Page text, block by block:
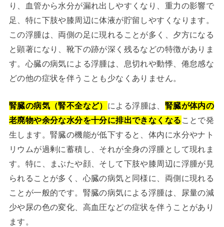
り、血管から水分が漏れ出しやすくなり、重力の影響で
足、特に下肢や膝周辺に体液が貯留しやすくなります。
この浮腫は、両側の足に現れることが多く、夕方になる
と顕著になり、靴下の跡が深く残るなどの特徴がありま
す。心臓の病気による浮腫は、息切れや動悸、倦怠感な
どの他の症状を伴うことも少なくありません。
腎臓の病気（腎不全など） による浮腫は、 腎臓が体内の
老廃物や余分な水分を十分に排出できなくなる ことで発
生します。腎臓の機能が低下すると、体内に水分やナト
リウムが過剰に蓄積し、それが全身の浮腫として現れま
す。特に、まぶたや顔、そして下肢や膝周辺に浮腫が見
られることが多く、心臓の病気と同様に、両側に現れる
ことが一般的です。腎臓の病気による浮腫は、尿量の減
少や尿の色の変化、高血圧などの症状を伴うことがあり
ます。